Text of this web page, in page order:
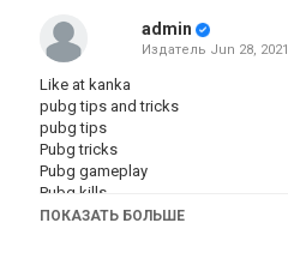
admin
Издатель Jun 28, 2021
Like at kanka
pubg tips and tricks
pubg tips
Pubg tricks
Pubg gameplay
Pubg kills
Pubg world record
ПОКАЗАТЬ БОЛЬШЕ